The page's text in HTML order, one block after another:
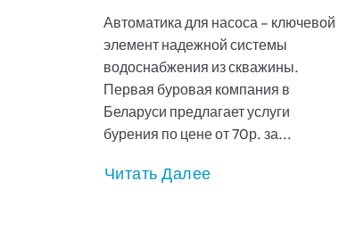
Автоматика для насоса – ключевой
элемент надежной системы
водоснабжения из скважины.
Первая буровая компания в
Беларуси предлагает услуги
бурения по цене от 70р. за...
Читать Далее